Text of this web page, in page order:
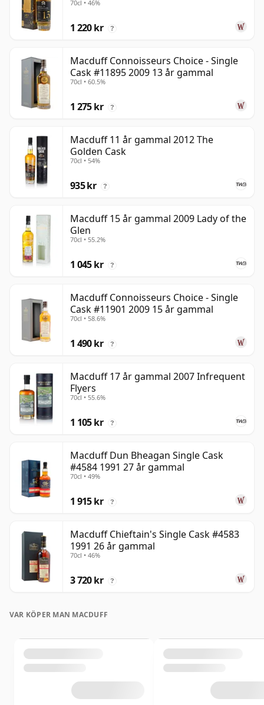
gammal
70cl • 46%
1 220 kr ?
Macduff Connoisseurs Choice - Single
Cask #11895 2009 13 år gammal
70cl • 60.5%
1 275 kr ?
Macduff 11 år gammal 2012 The
Golden Cask
70cl • 54%
935 kr ?
Macduff 15 år gammal 2009 Lady of the
Glen
70cl • 55.2%
1 045 kr ?
Macduff Connoisseurs Choice - Single
Cask #11901 2009 15 år gammal
70cl • 58.6%
1 490 kr ?
Macduff 17 år gammal 2007 Infrequent
Flyers
70cl • 55.6%
1 105 kr ?
Macduff Dun Bheagan Single Cask
#4584 1991 27 år gammal
70cl • 49%
1 915 kr ?
Macduff Chieftain's Single Cask #4583
1991 26 år gammal
70cl • 46%
3 720 kr ?
VAR KÖPER MAN MACDUFF